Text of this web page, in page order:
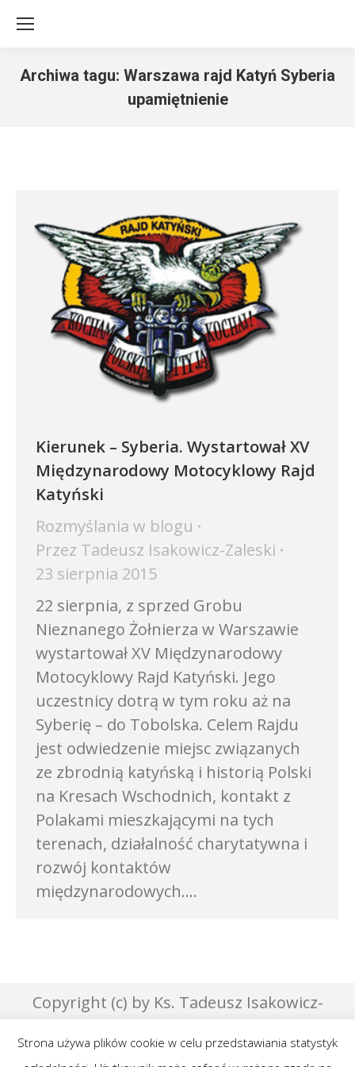
Archiwa tagu: Warszawa rajd Katyń Syberia
upamiętnienie
Kierunek – Syberia. Wystartował XV
Międzynarodowy Motocyklowy Rajd
Katyński
Rozmyślania w blogu
Przez Tadeusz Isakowicz-Zaleski
23 sierpnia 2015
22 sierpnia, z sprzed Grobu
Nieznanego Żołnierza w Warszawie
wystartował XV Międzynarodowy
Motocyklowy Rajd Katyński. Jego
uczestnicy dotrą w tym roku aż na
Syberię – do Tobolska. Celem Rajdu
jest odwiedzenie miejsc związanych
ze zbrodnią katyńską i historią Polski
na Kresach Wschodnich, kontakt z
Polakami mieszkającymi na tych
terenach, działalność charytatywna i
rozwój kontaktów
międzynarodowych.…
Copyright (c) by Ks. Tadeusz Isakowicz-
GraphicsLab
Strona używa plików cookie w celu przedstawiania statystyk